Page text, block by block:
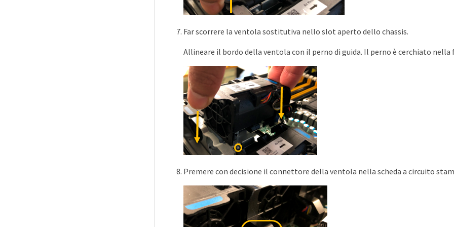
Far scorrere la ventola sostitutiva nello slot aperto dello chassis.
Allineare il bordo della ventola con il perno di guida. Il perno è cerchiato
Premere con decisione il connettore della ventola nella scheda a circuito